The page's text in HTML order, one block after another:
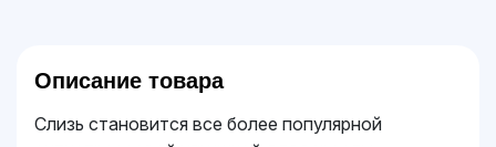
Описание товара
Слизь становится все более популярной